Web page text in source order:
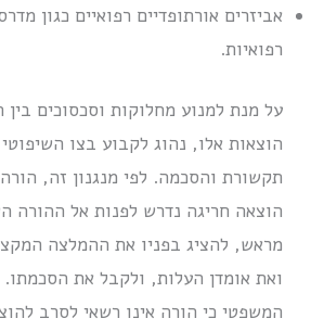
אביזרים אורתופדיים רפואיים כגון
רפואיות.
על מנת למנוע מחלוקות וסכסוכים בין
הוצאות אלו, נהוג לקבוע בצו
תקשורת והסכמה. לפי מנגנון זה,
הוצאה חריגה נדרש לפנות אל ההורה
מראש, להציג בפניו את ההמלצה
ואת אומדן העלות, ולקבל את
המשפטי כי הורה אינו רשאי לסרב